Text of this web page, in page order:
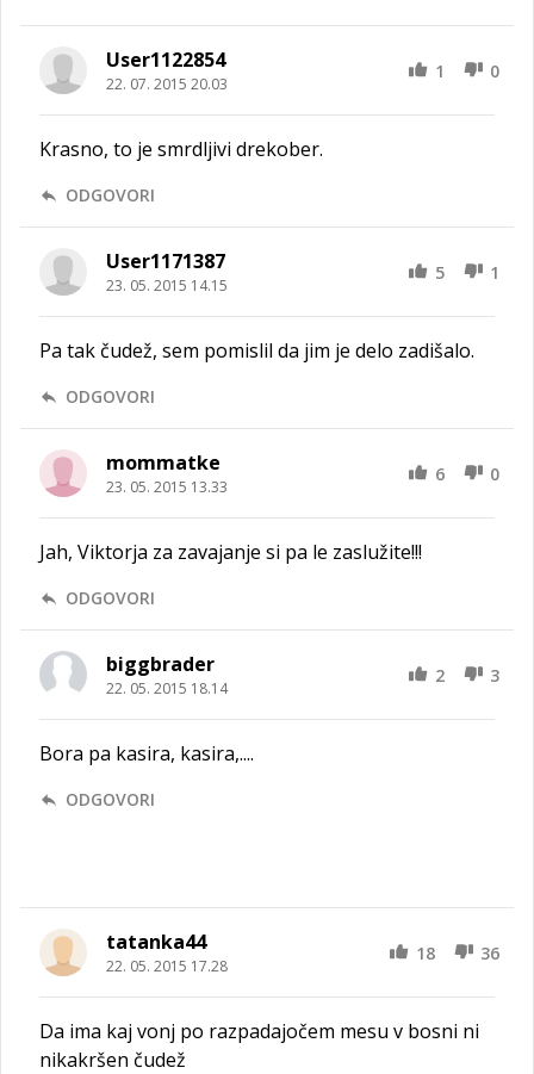
User1122854
22. 07. 2015 20.03
1 0
Krasno, to je smrdljivi drekober.
ODGOVORI
User1171387
23. 05. 2015 14.15
5 1
Pa tak čudež, sem pomislil da jim je delo zadišalo.
ODGOVORI
mommatke
23. 05. 2015 13.33
6 0
Jah, Viktorja za zavajanje si pa le zaslužite!!!
ODGOVORI
biggbrader
22. 05. 2015 18.14
2 3
Bora pa kasira, kasira,....
ODGOVORI
tatanka44
22. 05. 2015 17.28
18 36
Da ima kaj vonj po razpadajočem mesu v bosni ni
nikakršen čudež